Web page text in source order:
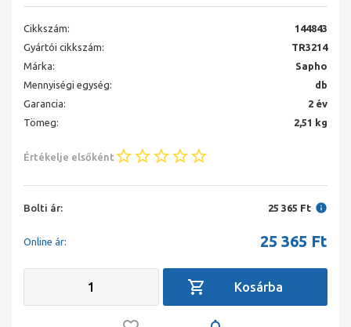
Cikkszám:
144843
Gyártói cikkszám:
TR3214
Márka:
Sapho
Mennyiségi egység:
db
Garancia:
2 év
Tömeg:
2,51 kg
Értékelje elsőként
Bolti ár: 25 365 Ft
Online ár: 25 365 Ft